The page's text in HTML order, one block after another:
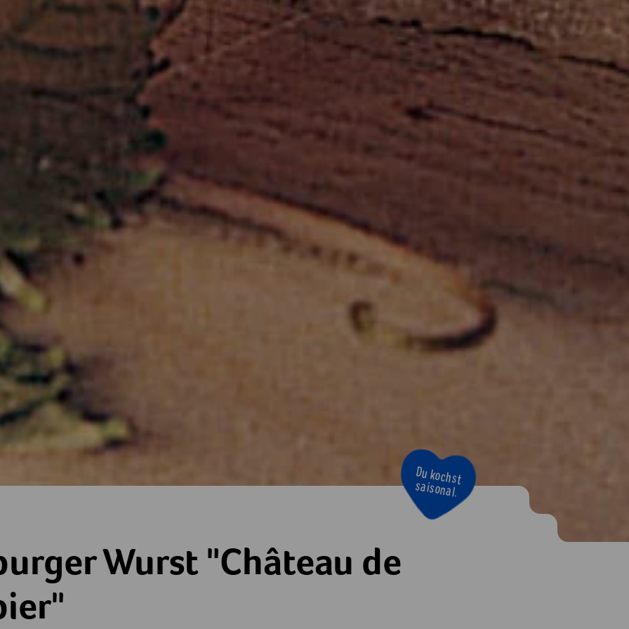
"Château de Colombier"Wurst "Château de
Du kochst
saisonal.